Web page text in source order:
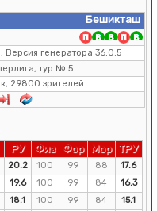
Бешикташ
Версия генератора 36.0.5
тур № 5
29800 зрителей
РУ Физ Фор Мор ТРУ
20.2 100 99 88
17.6
19.6 100 99 84
16.3
18.1 100 99 84
15.1